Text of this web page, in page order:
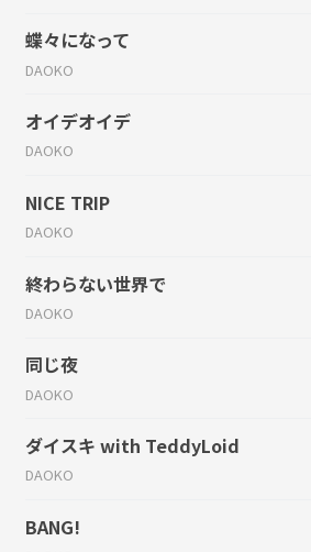
蝶々になって
DAOKO
オイデオイデ
DAOKO
NICE TRIP
DAOKO
終わらない世界で
DAOKO
同じ夜
DAOKO
ダイスキ with TeddyLoid
DAOKO
BANG!